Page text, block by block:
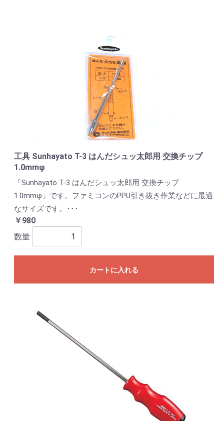
工具 Sunhayato T-3 はんだシュッ太郎用 交換チップ
1.0mmφ
「Sunhayato T-3 はんだシュッ太郎用 交換チップ
1.0mmφ」です。ファミコンのPPU引き抜き作業などに最適
なサイズです。･･･
￥980
数量
カートに入れる